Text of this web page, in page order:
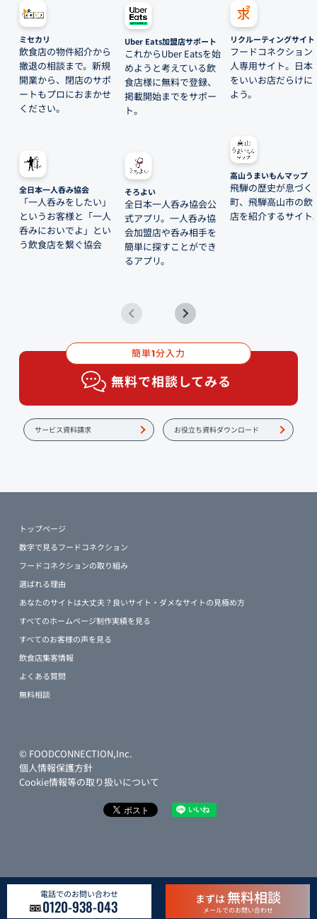
ミセカリ
飲食店の物件紹介から
撤退の相談まで。新規
開業から、閉店のサポ
ートもプロにおまかせ
ください。
全日本一人呑み協会
「一人呑みをしたい」
というお客様と「一人
呑みにおいでよ」とい
う飲食店を繋ぐ協会
Uber Eats加盟店サポート
これからUber Eatsを始
めようと考えている飲
食店様に無料で登録、
掲載開始までをサポー
ト。
そろよい
全日本一人呑み協会公
式アプリ。一人呑み協
会加盟店や呑み相手を
簡単に探すことができ
るアプリ。
リクルーティングサイト
フードコネクション
人専用サイト。日本
をいいお店だらけに
よう。
高山うまいもんマップ
飛騨の歴史が息づく
町、飛騨高山市の飲
店を紹介するサイト
簡単1分入力
無料で相談してみる
サービス資料請求 お役立ち資料ダウンロード
トップページ
数字で見るフードコネクション
フードコネクションの取り組み
選ばれる理由
あなたのサイトは大丈夫？良いサイト・ダメなサイトの見極め方
すべてのホームページ制作実績を見る
すべてのお客様の声を見る
飲食店集客情報
よくある質問
無料相談
© FOODCONNECTION,Inc.
個人情報保護方針
Cookie情報等の取り扱いについて
電話でのお問い合わせ
0120-938-043 まずは 無料相談
メールでのお問い合わせ